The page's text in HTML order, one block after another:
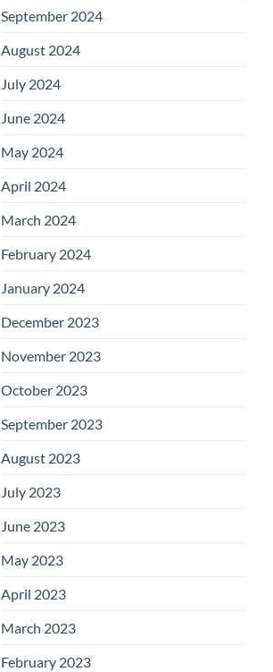
September 2024
August 2024
July 2024
June 2024
May 2024
April 2024
March 2024
February 2024
January 2024
December 2023
November 2023
October 2023
September 2023
August 2023
July 2023
June 2023
May 2023
April 2023
March 2023
February 2023